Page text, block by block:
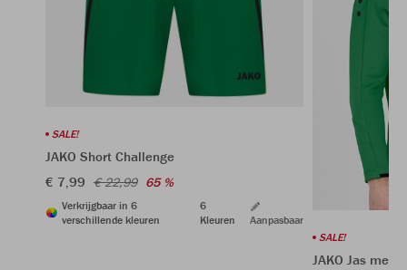
SALE!
JAKO Short Challenge
€ 7,99 € 22,99 65 %
Verkrijgbaar in 6
verschillende kleuren
6
Kleuren
Aanpasbaar
SALE!
JAKO Jas met